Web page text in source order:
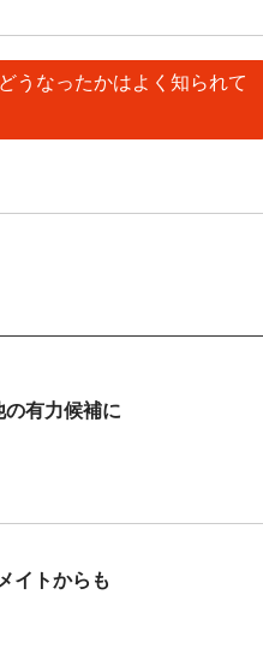
うなったかはよく知られて
有力候補に
イトからも